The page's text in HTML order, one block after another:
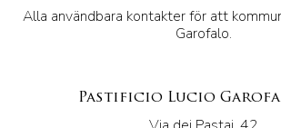
Alla användbara kontakter för att
Garofalo.
Pastificio Lucio